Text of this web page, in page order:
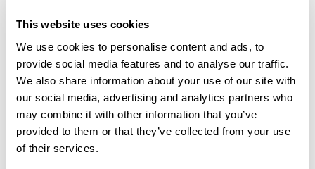
This website uses cookies
We use cookies to personalise content and ads, to
provide social media features and to analyse our traffic.
We also share information about your use of our site with
our social media, advertising and analytics partners who
may combine it with other information that you’ve
provided to them or that they’ve collected from your use
of their services.
Questo percorso non contiene ancora alcuna recensione.
Aggiungi una recensione